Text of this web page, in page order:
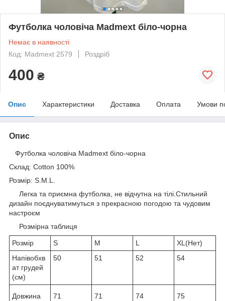
Футболка чоловіча Madmext біло-чорна
Немає в наявності
Код: Madmext 2579
Роздріб
400 ₴
Опис Характеристики Доставка Оплата Умови
Опис
Футболка чоловіча Madmext біло-чорна
Склад: Cotton 100%
Розмір: S.M.L.
Легка та приємна футболка, не відчутна на тілі.Стильний
дизайн поєднуватимуться з прекрасною погодою та чудовим
настроєм
Розмірна таблиця
Розмір S M L
XL(Нет)
Напівобхв
ат грудей
(см)
50 51 52 54
Довжина
71 71 74 75